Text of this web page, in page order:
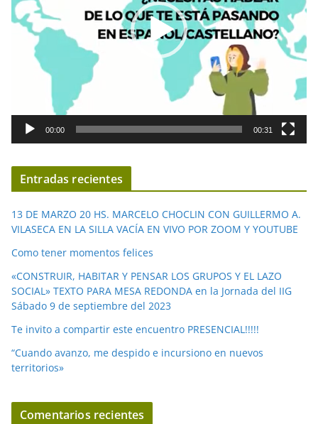
d
d
í
d
e
o
00:00 00:31
Entradas recientes
13 DE MARZO 20 HS. MARCELO CHOCLIN CON GUILLERMO A.
VILASECA EN LA SILLA VACÍA EN VIVO POR ZOOM Y YOUTUBE
Como tener momentos felices
«CONSTRUIR, HABITAR Y PENSAR LOS GRUPOS Y EL LAZO
SOCIAL» TEXTO PARA MESA REDONDA en la Jornada del IIG
Sábado 9 de septiembre del 2023
Te invito a compartir este encuentro PRESENCIAL!!!!!
“Cuando avanzo, me despido e incursiono en nuevos
territorios»
Comentarios recientes